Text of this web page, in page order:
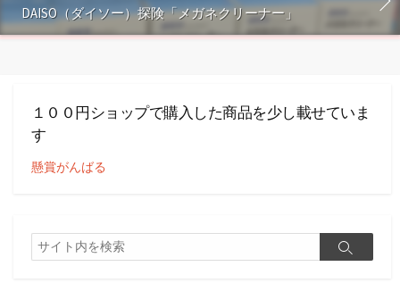
DAISO（ダイソー）探険「メガネクリーナー」
１００円ショップで購入した商品を少し載せていま
す
懸賞がんばる
検
索
検